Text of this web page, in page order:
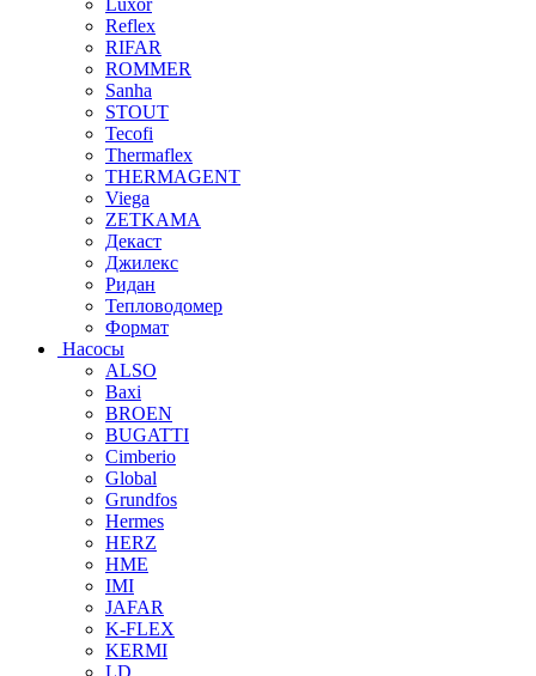
Reflex
RIFAR
ROMMER
Sanha
STOUT
Tecofi
Thermaflex
THERMAGENT
Viega
ZETKAMA
Декаст
Джилекс
Ридан
Тепловодомер
Формат
Насосы
ALSO
Baxi
BROEN
BUGATTI
Cimberio
Global
Grundfos
Hermes
HERZ
HME
IMI
JAFAR
K-FLEX
KERMI
LD